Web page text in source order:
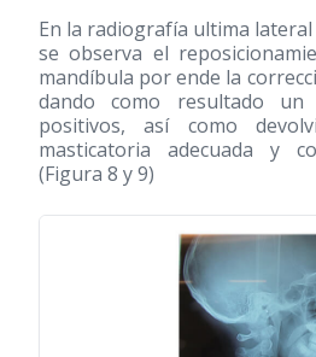
En la radiografía ultima lateral
se observa el
mandíbula por ende la
dando como resultado
positivos, así como
masticatoria adecuada y
(Figura 8 y 9)